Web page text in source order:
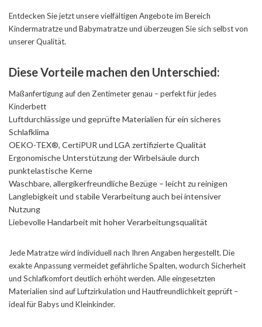
Entdecken Sie jetzt unsere vielfältigen Angebote im Bereich
Kindermatratzeund Babymatratzeund überzeugen Sie sich selbst von
unserer Qualität.
Diese Vorteile machen den Unterschied:
Maßanfertigung auf den Zentimeter genau – perfekt für jedes
Kinderbett
Luftdurchlässige und geprüfte Materialien für ein sicheres
Schlafklima
OEKO-TEX®, CertiPUR und LGA zertifizierte Qualität
Ergonomische Unterstützung der Wirbelsäule durch
punktelastische Kerne
Waschbare, allergikerfreundliche Bezüge – leicht zu reinigen
Langlebigkeit und stabile Verarbeitung auch bei intensiver
Nutzung
Liebevolle Handarbeit mit hoher Verarbeitungsqualität
Jede Matratze wird individuell nach Ihren Angaben hergestellt. Die
exakte Anpassung vermeidet gefährliche Spalten, wodurch Sicherheit
und Schlafkomfort deutlich erhöht werden. Alle eingesetzten
Materialien sind auf Luftzirkulation und Hautfreundlichkeit geprüft –
ideal für Babys und Kleinkinder.